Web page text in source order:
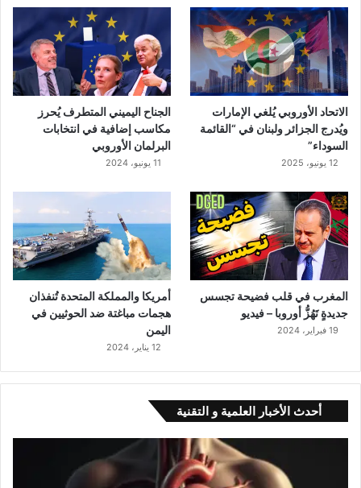
الاتحاد الأوروبي يُلغي الإمارات
ويُدرج الجزائر ولبنان في “القائمة
السوداء”
12 يونيو، 2025
الجناح اليميني المتطرف يُحرز
مكاسب إضافية في انتخابات
البرلمان الأوروبي
11 يونيو، 2024
المغرب في قلب فضيحة تجسس
جديدةٍ تَهُزُّ أوروبا – فيديو
19 فبراير، 2024
أمريكا والمملكة المتحدة تُنفذان
هجمات مباغتة ضد الحوثيين في
اليمن
12 يناير، 2024
أحدث الأخبار العلمية و التقنية